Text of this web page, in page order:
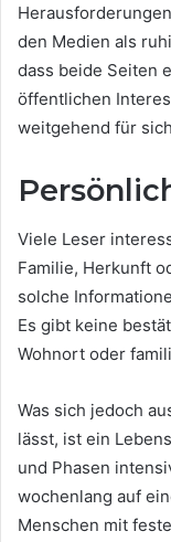
den Medien als
dass beide Seiten
öffentlichen
weitgehend für
Viele Leser
Familie, Herkunft
solche
Es gibt keine
Wohnort oder
Was sich jedoch
lässt, ist ein
und Phasen
wochenlang auf
Menschen mit